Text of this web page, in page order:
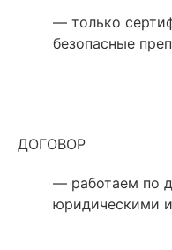
— только
безопасные
ДОГОВОР
— работаем по
юридическими